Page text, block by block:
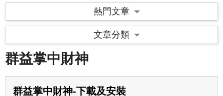
熱門文章
文章分類
群益掌中財神
群益掌中財神-下載及安裝